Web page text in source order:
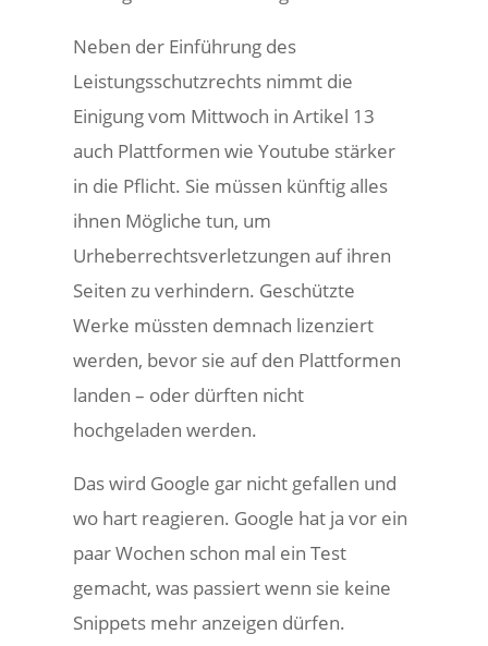
Neben der Einführung des
Leistungsschutzrechts nimmt die
Einigung vom Mittwoch in Artikel 13
auch Plattformen wie Youtube stärker
in die Pflicht. Sie müssen künftig alles
ihnen Mögliche tun, um
Urheberrechtsverletzungen auf ihren
Seiten zu verhindern. Geschützte
Werke müssten demnach lizenziert
werden, bevor sie auf den Plattformen
landen – oder dürften nicht
hochgeladen werden.
Das wird Google gar nicht gefallen und
wo hart reagieren. Google hat ja vor ein
paar Wochen schon mal ein Test
gemacht, was passiert wenn sie keine
Snippets mehr anzeigen dürfen.